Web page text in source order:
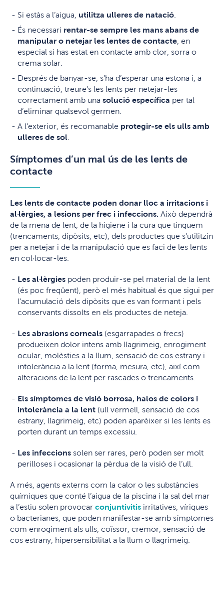
Si estàs a l’aigua, utilitza ulleres de natació
És necessari rentar-se sempre les mans abans de
manipular o netejar les lentes de contacte , en
especial si has estat en contacte amb clor, sorra o
crema solar.
Després de banyar-se, s’ha d’esperar una estona i, a
continuació, treure’s les lents per netejar-les
correctament amb una solució específica per tal
d’eliminar qualsevol germen.
A l’exterior, és recomanable protegir-se els ulls amb
ulleres de sol
Símptomes d’un mal ús de les lents de
contacte
Les lents de contacte poden donar lloc a irritacions i
al·lèrgies, a lesions per frec i infeccions. Això dependrà
de la mena de lent, de la higiene i la cura que tinguem
(trencaments, dipòsits, etc), dels productes que s’utilitzin
per a netejar i de la manipulació que es faci de les lents
en col·locar-les.
Les al·lèrgies poden produir-se pel material de la lent
(és poc freqüent), però el més habitual és que sigui per
l’acumulació dels dipòsits que es van formant i pels
conservants dissolts en els productes de neteja.
Les abrasions corneals (esgarrapades o frecs)
produeixen dolor intens amb llagrimeig, enrogiment
ocular, molèsties a la llum, sensació de cos estrany i
intolerància a la lent (forma, mesura, etc), així com
alteracions de la lent per rascades o trencaments.
Els símptomes de visió borrosa, halos de colors i
intolerància a la lent (ull vermell, sensació de cos
estrany, llagrimeig, etc) poden aparèixer si les lents es
porten durant un temps excessiu.
Les infeccions solen ser rares, però poden ser molt
perilloses i ocasionar la pèrdua de la visió de l’ull.
A més, agents externs com la calor o les substàncies
químiques que conté l’aigua de la piscina i la sal del mar
a l’estiu solen provocar conjuntivitis irritatives, víriques
o bacterianes, que poden manifestar-se amb símptomes
com enrogiment als ulls, coïssor, cremor, sensació de
cos estrany, hipersensibilitat a la llum o llagrimeig.